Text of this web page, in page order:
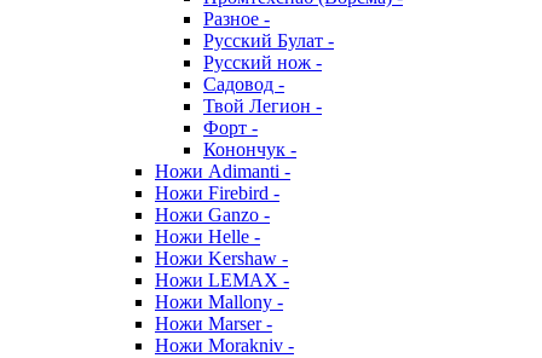
Разное -
Русский Булат -
Русский нож -
Садовод -
Твой Легион -
Форт -
Конончук -
Ножи Adimanti -
Ножи Firebird -
Ножи Ganzo -
Ножи Helle -
Ножи Kershaw -
Ножи LEMAX -
Ножи Mallony -
Ножи Marser -
Ножи Morakniv -